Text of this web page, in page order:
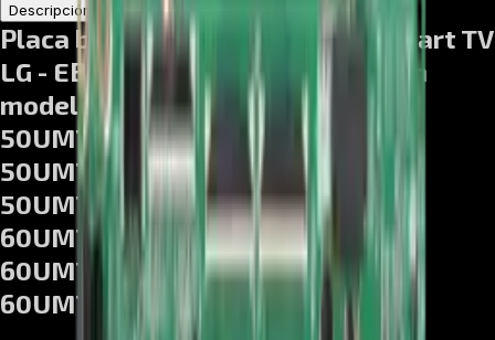
Descripción
Placa base BPR Montaje total Smart TV
LG - EBU65692501 Compatible con
modelos 50UM7300PDA.AWCJLJR
50UM7300PDA.BWCJLJM
50UM7300PDA.BWCJLJR
50UM7300PDA.BWCSLJM
60UM7200PDA.BWCMLOR
60UM7200PDA.BWCNLKR
60UM7200PDA.BWCNLOR